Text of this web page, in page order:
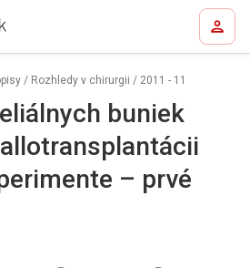
/ Rozhledy v chirurgii / 2011 - 11
buniek
– prvé